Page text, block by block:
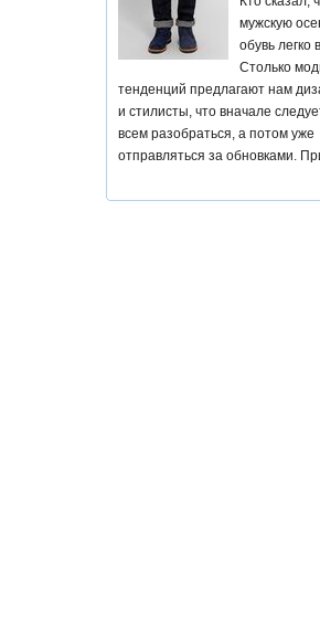
мужскую
обувь легко
Столько
тенденций предлагают нам
и стилисты, что вначале
всем разобраться, а потом уже
отправляться за обновками.